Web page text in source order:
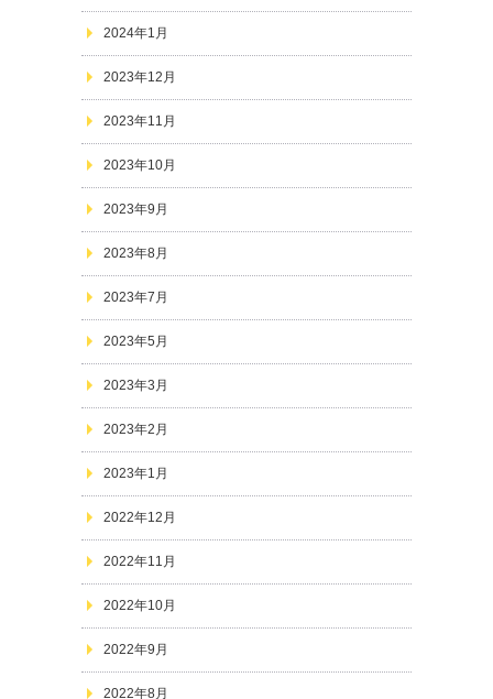
2024年1月
2023年12月
2023年11月
2023年10月
2023年9月
2023年8月
2023年7月
2023年5月
2023年3月
2023年2月
2023年1月
2022年12月
2022年11月
2022年10月
2022年9月
2022年8月